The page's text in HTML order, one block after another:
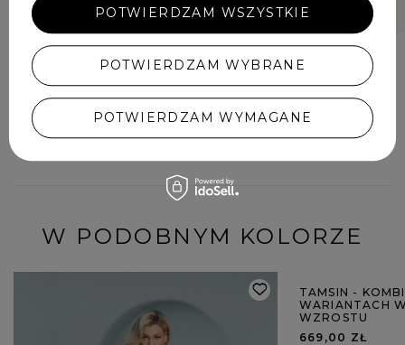
W PODOBNYM KOLORZE
TAMSIN -
WARIANTACH
WZROSTU
669,00 ZŁ
POTWIERDZAM WYBRANE
POTWIERDZAM WYMAGANE
POTWIERDZAM WSZYSTKIE